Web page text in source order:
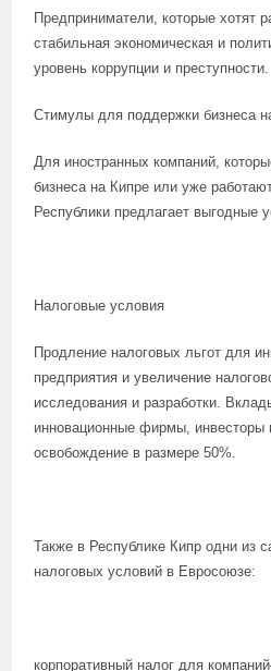
Предприниматели, которые хотят
стабильная экономическая и
уровень коррупции и преступности.
Стимулы для поддержки бизнеса
Для иностранных компаний,
бизнеса на Кипре или уже
Республики предлагает выгодные
Налоговые условия
Продление налоговых льгот для
предприятия и увеличение
исследования и разработки.
инновационные фирмы, инвесторы
освобождение в размере 50%.
Также в Республике Кипр одни из
налоговых условий в Евросоюзе:
корпоративный налог для